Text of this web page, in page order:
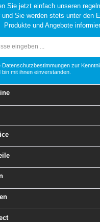
Sie jetzt einfach unseren
und Sie werden stets unter den
Produkte und Angebote
Datenschutzbestimmungen zur
bin mit ihnen einverstanden.